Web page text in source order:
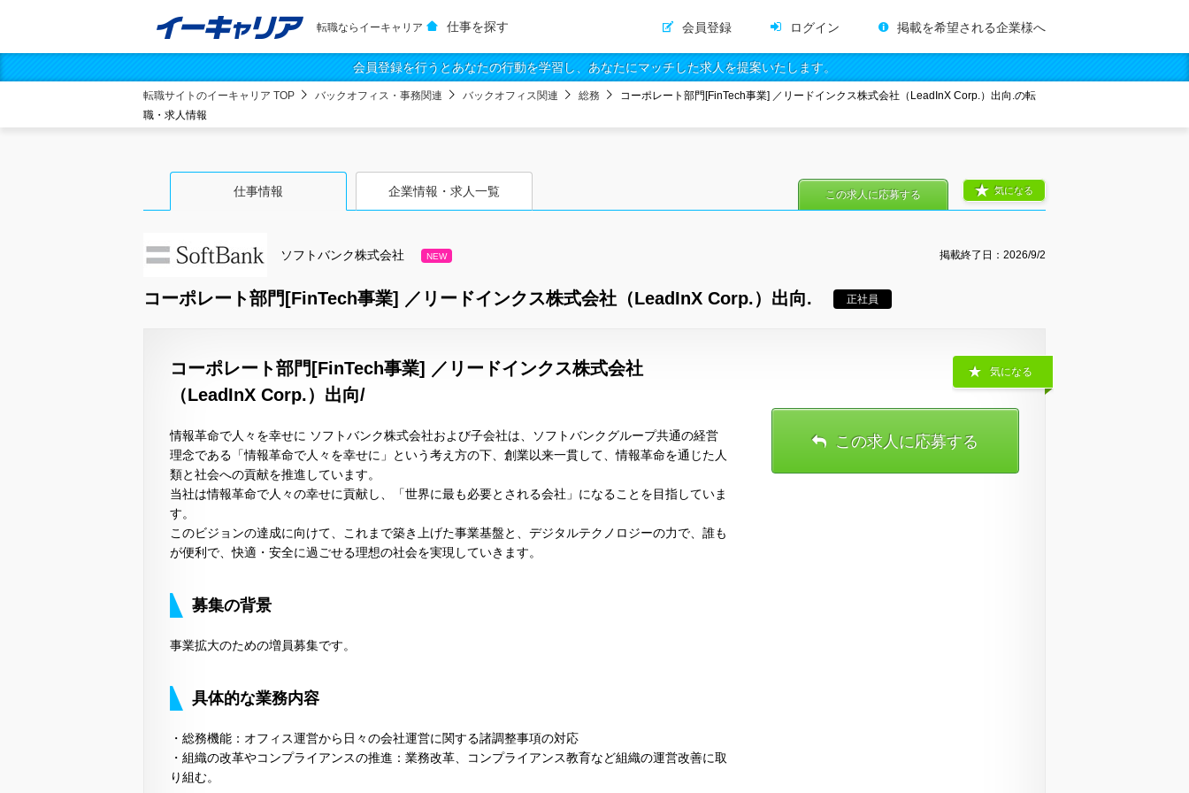
転職ならイーキャリア 仕事を探す 会員登録 ログイン 掲載を希望される企業様へ
会員登録を行うとあなたの行動を学習し、あなたにマッチした求人を提案いたします。
転職サイトのイーキャリア TOP バックオフィス・事務関連 バックオフィス関連 総務
コーポレート部門[FinTech事業] ／リードインクス株式会社（LeadInX Corp.）出向.の転
職・求人情報
仕事情報 企業情報・求人一覧
ソフトバンク株式会社 NEW 掲載終了日： 2026/9/2
コーポレート部門[FinTech事業] ／リードインクス株式会社（LeadInX Corp.）出向. 正社員
気になる
この求人に応募する
コーポレート部門[FinTech事業] ／リードインクス株式会社
（LeadInX Corp.）出向/
情報革命で人々を幸せに ソフトバンク株式会社および子会社は、ソフトバンクグループ共通の経営
理念である「情報革命で人々を幸せに」という考え方の下、創業以来一貫して、情報革命を通じた人
類と社会への貢献を推進しています。
当社は情報革命で人々の幸せに貢献し、「世界に最も必要とされる会社」になることを目指していま
す。
このビジョンの達成に向けて、これまで築き上げた事業基盤と、デジタルテクノロジーの力で、誰も
が便利で、快適・安全に過ごせる理想の社会を実現していきます。
募集の背景
事業拡大のための増員募集です。
具体的な業務内容
・総務機能：オフィス運営から日々の会社運営に関する諸調整事項の対応
・組織の改革やコンプライアンスの推進：業務改革、コンプライアンス教育など組織の運営改善に取
り組む。
気になる
この求人に応募する